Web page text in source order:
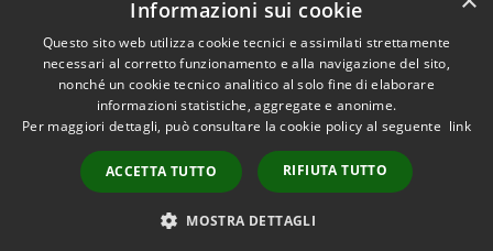
Accessibilità
Copyright © 2026 • Comune di
Borca di Cadore • Powered by
Municipium•
Accesso redazione
Informazioni sui cookie
Questo sito web utilizza cookie tecnici e assimilati strettamente
necessari al corretto funzionamento e alla navigazione del sito,
nonché un cookie tecnico analitico al solo fine di elaborare
informazioni statistiche, aggregate e anonime.
Per maggiori dettagli, può consultare la cookie policy al seguente link
ACCETTA TUTTO RIFIUTA TUTTO
MOSTRA DETTAGLI